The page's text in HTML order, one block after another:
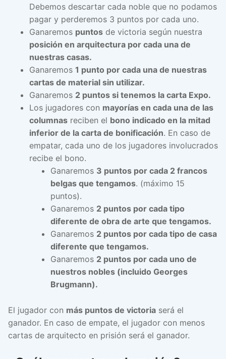
Debemos descartar cada noble que no podamos
pagar y perderemos 3 puntos por cada uno.
Ganaremos puntosde victoria según nuestra
posición en arquitectura por cada una de
nuestras casas.
Ganaremos 1 punto por cada una de nuestras
cartas de material sin utilizar.
Ganaremos 2 puntos si tenemos la carta Expo.
Los jugadores con mayorías en cada una de las
columnasreciben el bono indicado en la mitad
inferior de la carta de bonificación. En caso de
empatar, cada uno de los jugadores involucrados
recibe el bono.
Ganaremos 3 puntos por cada 2 francos
belgas que tengamos. (máximo 15
puntos).
Ganaremos 2 puntos por cada tipo
diferente de obra de arte que tengamos.
Ganaremos 2 puntos por cada tipo de casa
diferente que tengamos.
Ganaremos 2 puntos por cada uno de
nuestros nobles (incluido Georges
Brugmann).
El jugador con más puntos de victoria será el
ganador. En caso de empate, el jugador con menos
cartas de arquitecto en prisión será el ganador.